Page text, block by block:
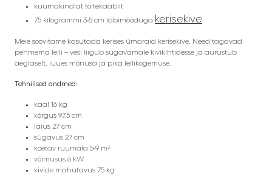
kuumakindlat toitekaablit
75 kilogrammi 3-5 cm läbimõõduga kerisekive
Meie soovitame kasutada kerises ümaraid kerisekive. Need tagavad
pehmema leili – vesi liigub sügavamale kivikihtidesse ja aurustub
aeglaselt, luues mõnusa ja pika leilikogemuse.
Tehnilised andmed:
kaal 16 kg
kõrgus 97,5 cm
laius 27 cm
sügavus 27 cm
köetav ruumala 5-9 m³
võimusus 6 kW
kivide mahutavus 75 kg